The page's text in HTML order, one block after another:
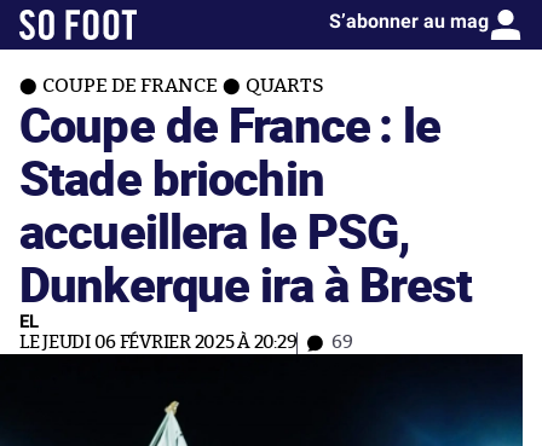
S’abonner au mag
COUPE DE FRANCE QUARTS
Coupe de France : le
Stade briochin
accueillera le PSG,
Dunkerque ira à Brest
EL
LE JEUDI 06 FÉVRIER 2025 À 20:29 69